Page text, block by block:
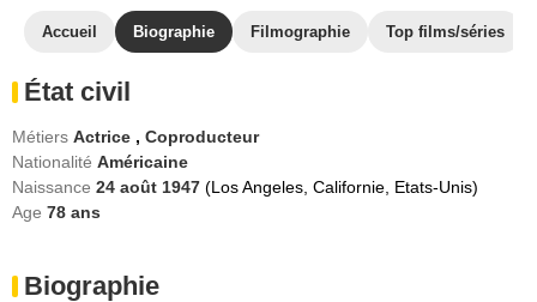
Accueil Biographie Filmographie Top films/séries
État civil
Métiers Actrice , Coproducteur
Nationalité Américaine
Naissance 24 août 1947 (Los Angeles, Californie, Etats-Unis)
Age 78 ans
Biographie